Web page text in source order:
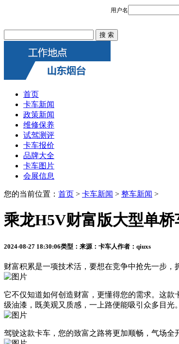
首页
卡车新闻
政策新闻
维修保养
试驾测评
卡车报价
品牌大全
卡车图片
会展信息
您的当前位置： 首页 > 卡车新闻 > 整车新闻 >
乘龙H5V财富版大型单
2024-08-27 18:30:06类型： 来源：卡车人作者：qiuxs
财富积累是一项技术活，要想在竞争中抢先一步
它不仅知道如何创造财富，更懂得您的需求。这
级油漆，既美观又质感，一上路便能吸引众多目光。
驾驶这款卡车，您的致富之路将更加顺畅，气场全